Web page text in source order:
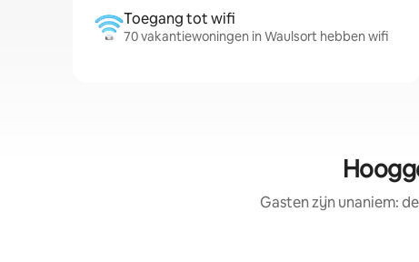
Toegang tot wifi
70 vakantiewoningen in Waulsort hebben wifi
Gasten zijn unaniem: